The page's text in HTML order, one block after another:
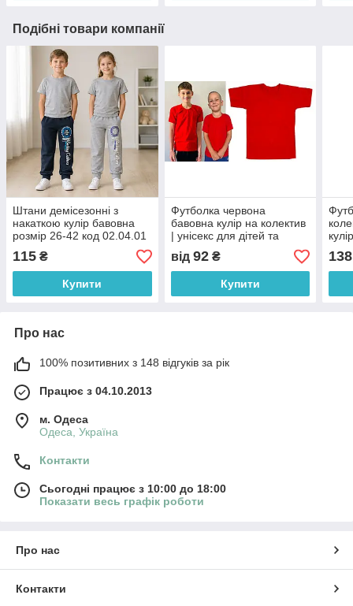
Подібні товари компанії
Штани демісезонні з
накаткою кулір бавовна
розмір 26-42 код 02.04.01
115 ₴
Купити
Футболка червона
бавовна кулір на колектив
| унісекс для дітей та
дорослих (розміри 30–56)
код 01.19.04
від 92₴
Купити
56
138
Про нас
100% позитивних з 148 відгуків за рік
Працює з 04.10.2013
м. Одеса
Одеса, Україна
Контакти
Сьогодні працює з 10:00 до 18:00
Показати весь графік роботи
Про нас
Контакти